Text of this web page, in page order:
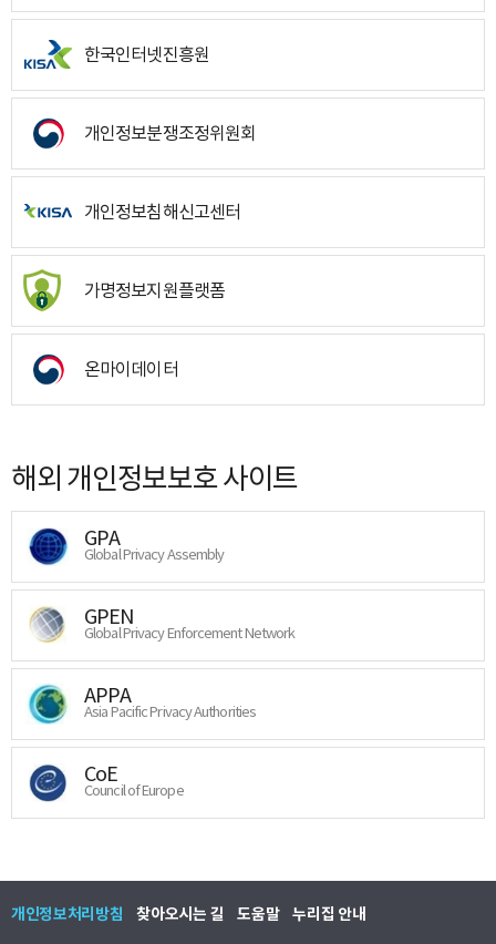
한국인터넷진흥원
개인정보분쟁조정위원회
개인정보침해신고센터
가명정보지원플랫폼
온마이데이터
해외 개인정보보호 사이트
GPA
Global Privacy Assembly
GPEN
Global Privacy Enforcement Network
APPA
Asia Pacific Privacy Authorities
CoE
Council of Europe
개인정보처리방침 찾아오시는 길 도움말 누리집 안내